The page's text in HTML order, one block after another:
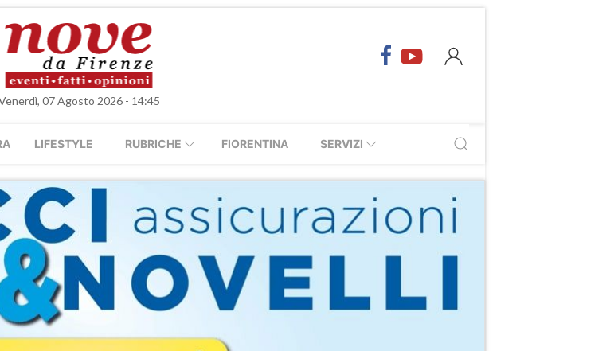
07 Agosto 2026 - 14:45
LIFESTYLE RUBRICHE FIORENTINA SERVIZI